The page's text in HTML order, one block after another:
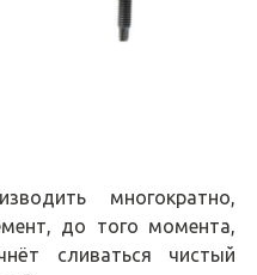
многократно,
до того момента,
сливаться чистый